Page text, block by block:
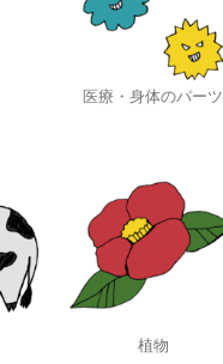
医療・身体のパーツ
植物